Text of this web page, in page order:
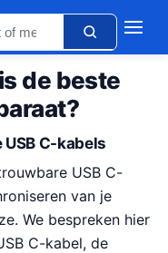
de beste
C-kabels
USB C-
van je
We bespreken hier
C-kabel, de